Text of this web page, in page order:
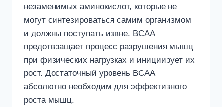
незаменимых аминокислот, которые не
могут синтезироваться самим организмом
и должны поступать извне. BCAA
предотвращает процесс разрушения мышц
при физических нагрузках и инициирует их
рост. Достаточный уровень BCAA
абсолютно необходим для эффективного
роста мышц.